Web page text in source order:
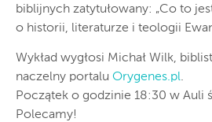
biblijnych zatytułowany: „Co to
o historii, literaturze i teologii
Wykład wygłosi Michał Wilk,
naczelny portalu Orygenes.pl.
Początek o godzinie 18:30 w Auli
Polecamy!